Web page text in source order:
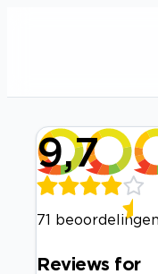
9,7
71
Reviews for